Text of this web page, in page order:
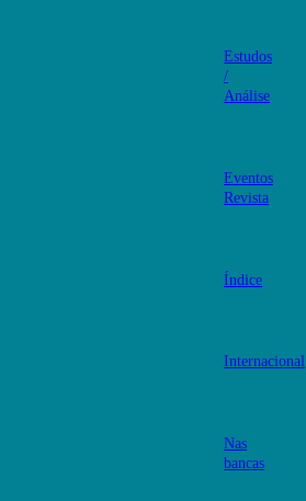
Estudos
/
Análise
Eventos
Revista
Índice
Internacional
Nas
bancas